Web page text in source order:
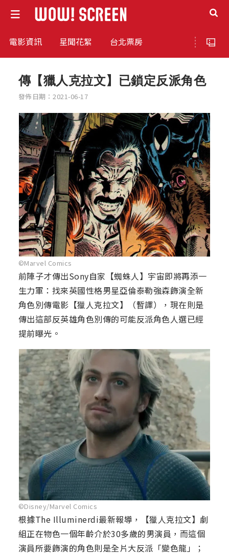
電影資訊 星聞花絮 台北票房
傳【獵人克拉文】已鎖定反派角色
發佈日期：2021-06-17
©Marvel Comics
前陣子才傳出Sony自家【蜘蛛人】宇宙即將再添一
生力軍：找來英國性格男星亞倫泰勒強森飾演全新
角色別傳電影【獵人克拉文】（暫譯），現在則是
傳出這部反英雄角色別傳的可能反派角色人選已經
提前曝光。
©Disney/Marvel Comics
根據The Illuminerdi最新報導，【獵人克拉文】劇
組正在物色一個年齡介於30多歲的男演員，而這個
演員所要飾演的角色則是全片大反派「變色龍」；